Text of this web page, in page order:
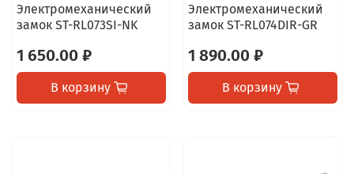
Электромеханический
замок ST-RL073SI-NK
1 650.00 ₽
В корзину
Электромеханический
замок ST-RL074DIR-GR
1 890.00 ₽
В корзину